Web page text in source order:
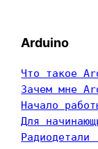
Arduino
Что такое
Зачем мне
Начало
Для
Радиодетали